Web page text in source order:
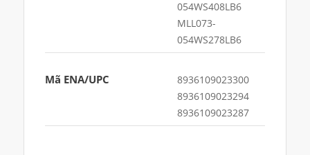
054WS408LB6
MLL073-
054WS278LB6
Mã ENA/UPC
8936109023300
8936109023294
8936109023287